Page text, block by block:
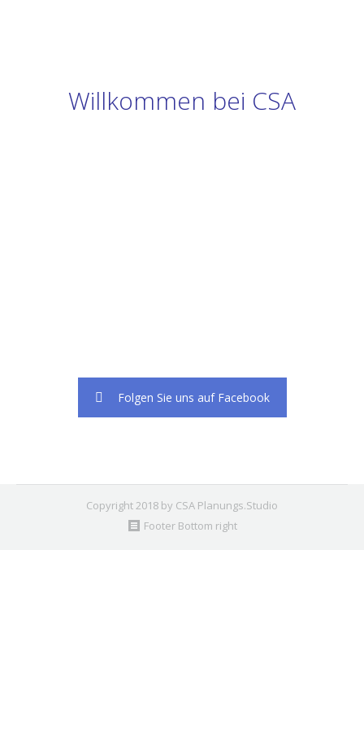
Willkommen bei CSA
Folgen Sie uns auf Facebook
Copyright 2018 by CSA Planungs.Studio
Footer Bottom right